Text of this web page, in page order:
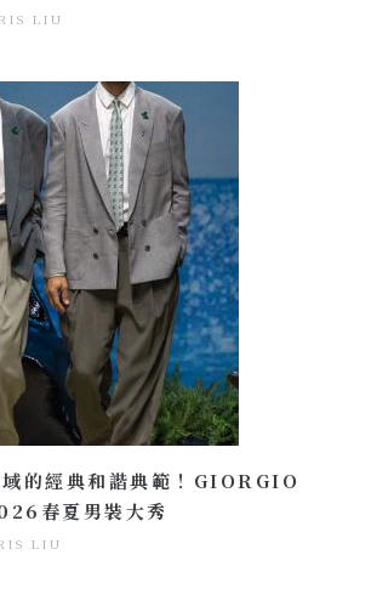
LIU
的經典和諧典範！GIORGIO
春夏男裝大秀
LIU